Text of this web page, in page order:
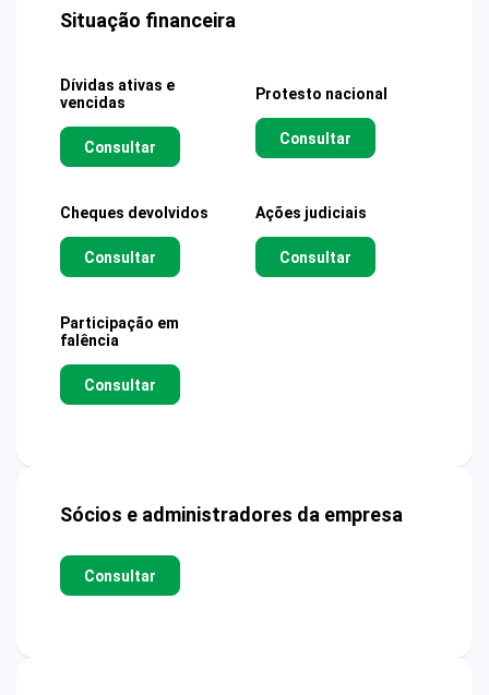
Situação financeira
Dívidas ativas e
vencidas
Consultar
Protesto nacional
Consultar
Cheques devolvidos
Consultar
Ações judiciais
Consultar
Participação em
falência
Consultar
Sócios e administradores da empresa
Consultar